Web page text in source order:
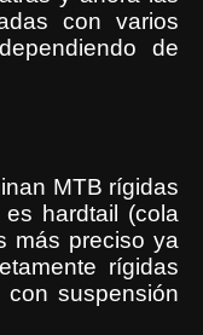
con varios
de
MTB rígidas
hardtail (cola
más preciso ya
rígidas
suspensión